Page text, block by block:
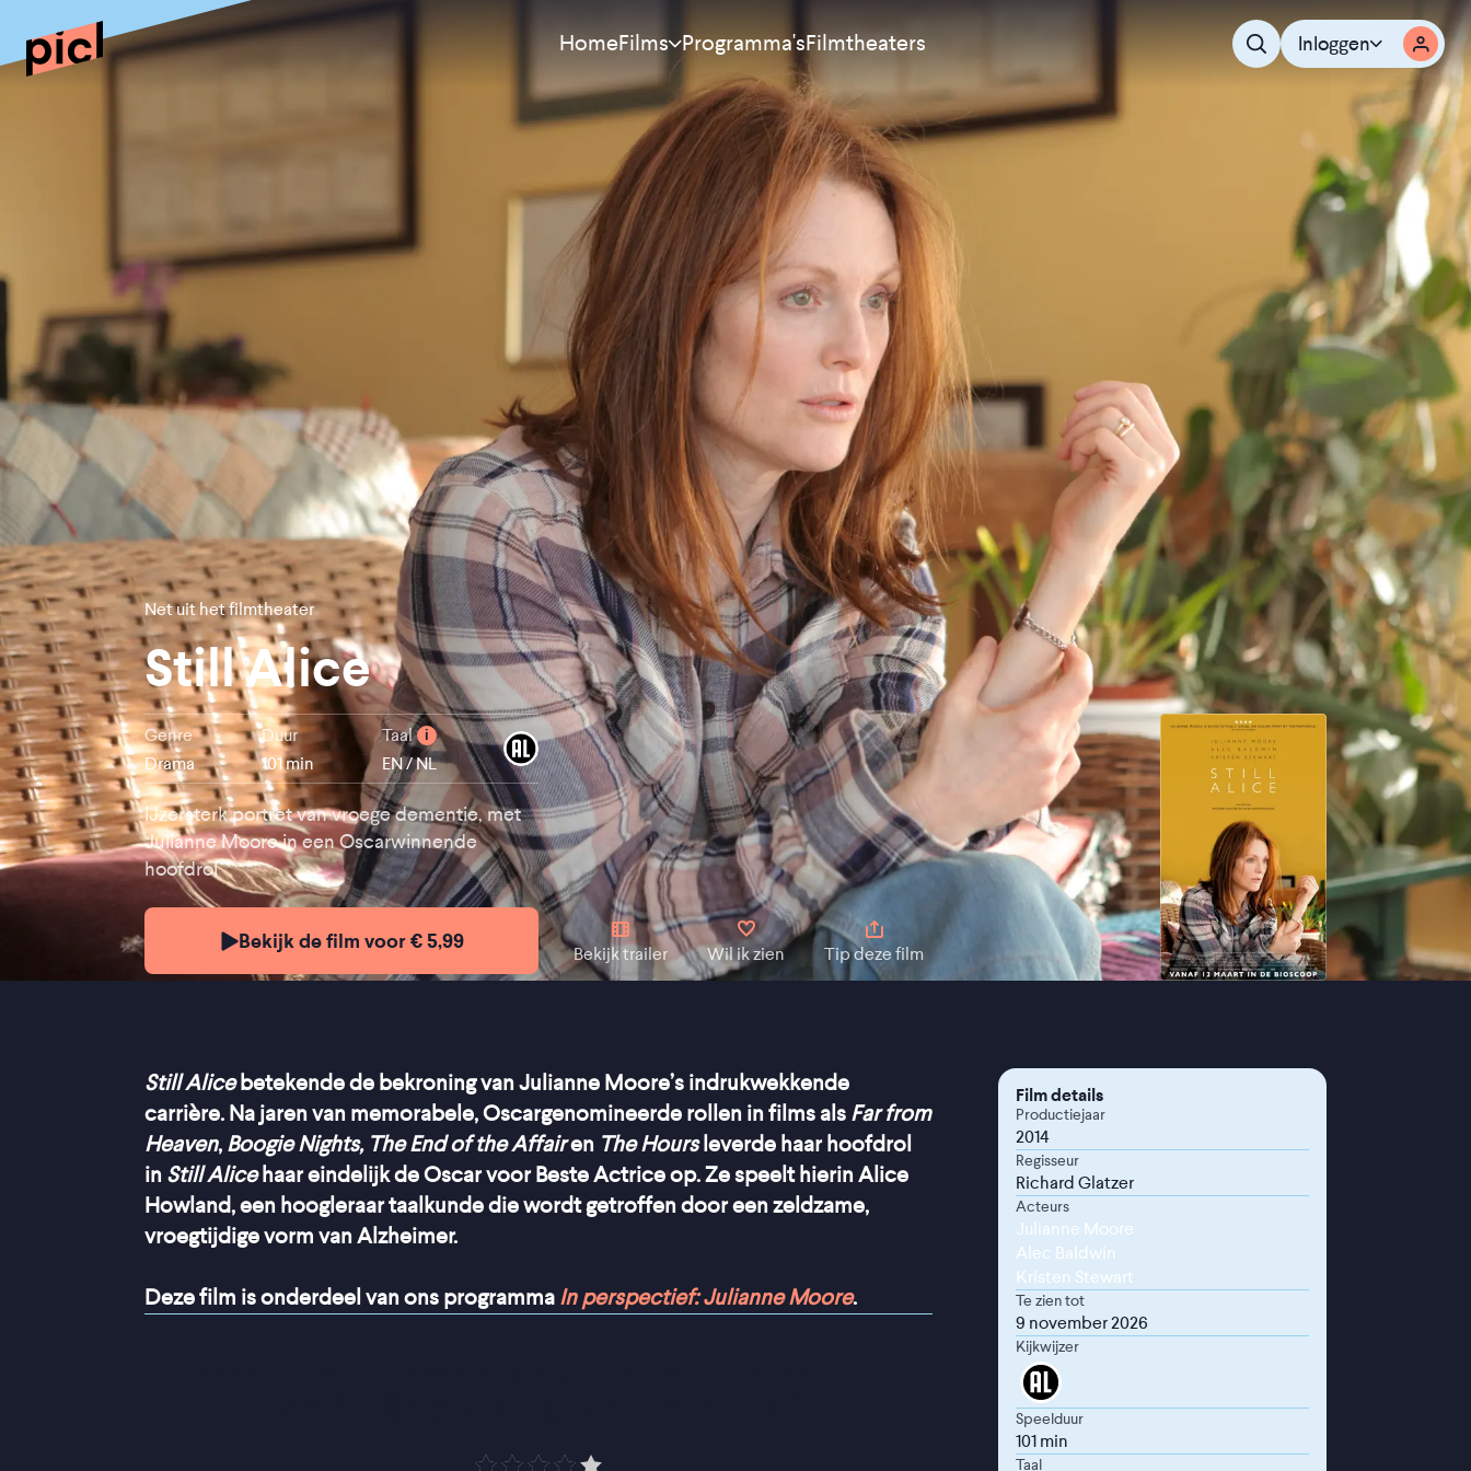
HomeFilms
Meest bekeken
Nieuw
Aanraders
Binnenkort
Alle films
Programma'sFilmtheaters Inloggen
Net uit het filmtheater
Still Alice
Genre
Drama
Duur
101 min
Taal i
EN / NL
IJzersterk portret van vroege dementie, met
Julianne Moore in een Oscarwinnende
hoofdrol
Bekijk de film voor € 5,99
Bekijk trailer Wil ik zien Tip deze film
Still Alicebetekende de bekroning van Julianne Moore’s indrukwekkende
carrière. Na jaren van memorabele, Oscargenomineerde rollen in films als Far from
Heaven, Boogie Nights, The End of the Affairen The Hoursleverde haar hoofdrol
in Still Alicehaar eindelijk de Oscar voor Beste Actrice op. Ze speelt hierin Alice
Howland, een hoogleraar taalkunde die wordt getroffen door een zeldzame,
vroegtijdige vorm van Alzheimer.
Deze film is onderdeel van ons programma In perspectief: Julianne Moore.
Film details
Productiejaar
2014
Regisseur
Richard Glatzer
Acteurs
Julianne Moore
Alec Baldwin
Kristen Stewart
Te zien tot
9 november 2026
Kijkwijzer
Speelduur
101 min
Taal